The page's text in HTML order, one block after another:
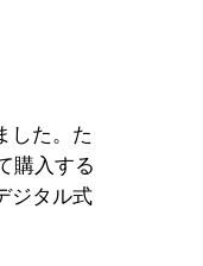
した。た
購入する
ジタル式